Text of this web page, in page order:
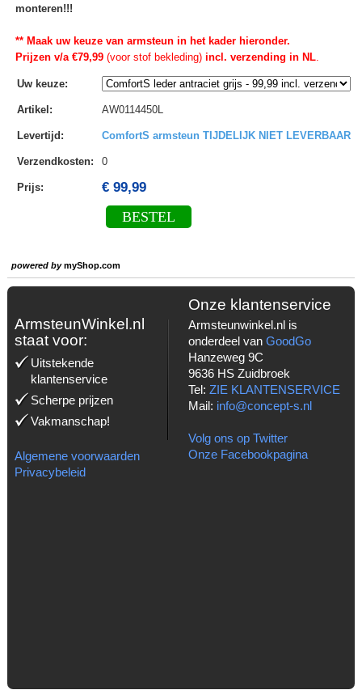
monteren!!!
** Maak uw keuze van armsteun in het kader hieronder.
Prijzen v/a €79,99(voor stof bekleding)incl. verzending in NL.
Uw keuze:
Artikel : AW0114450L
Levertijd : ComfortS armsteun TIJDELIJK NIET LEVERBAAR
Verzendkosten: 0
Prijs: € 99,99
BESTEL
powered bymyShop.com
ArmsteunWinkel.nl
staat voor:
Uitstekende
klantenservice
Scherpe prijzen
Vakmanschap!
Algemene voorwaarden
Privacybeleid
Onze klantenservice
Armsteunwinkel.nl is
onderdeel van GoodGo
Hanzeweg 9C
9636 HS Zuidbroek
Tel: ZIE KLANTENSERVICE
Mail: info@concept-s.nl
Volg ons op Twitter
Onze Facebookpagina